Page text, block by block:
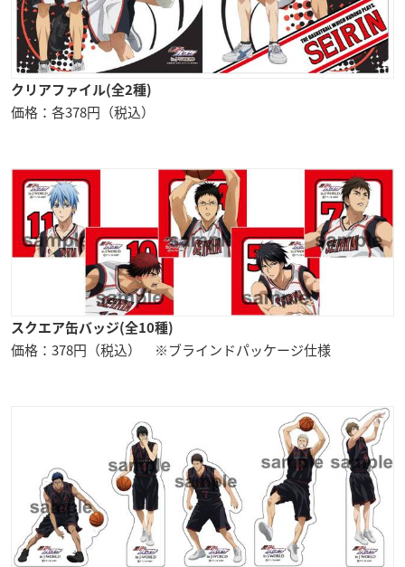
クリアファイル(全2種)
価格：各378円（税込）
スクエア缶バッジ(全10種)
価格：378円（税込） ※ブラインドパッケージ仕様